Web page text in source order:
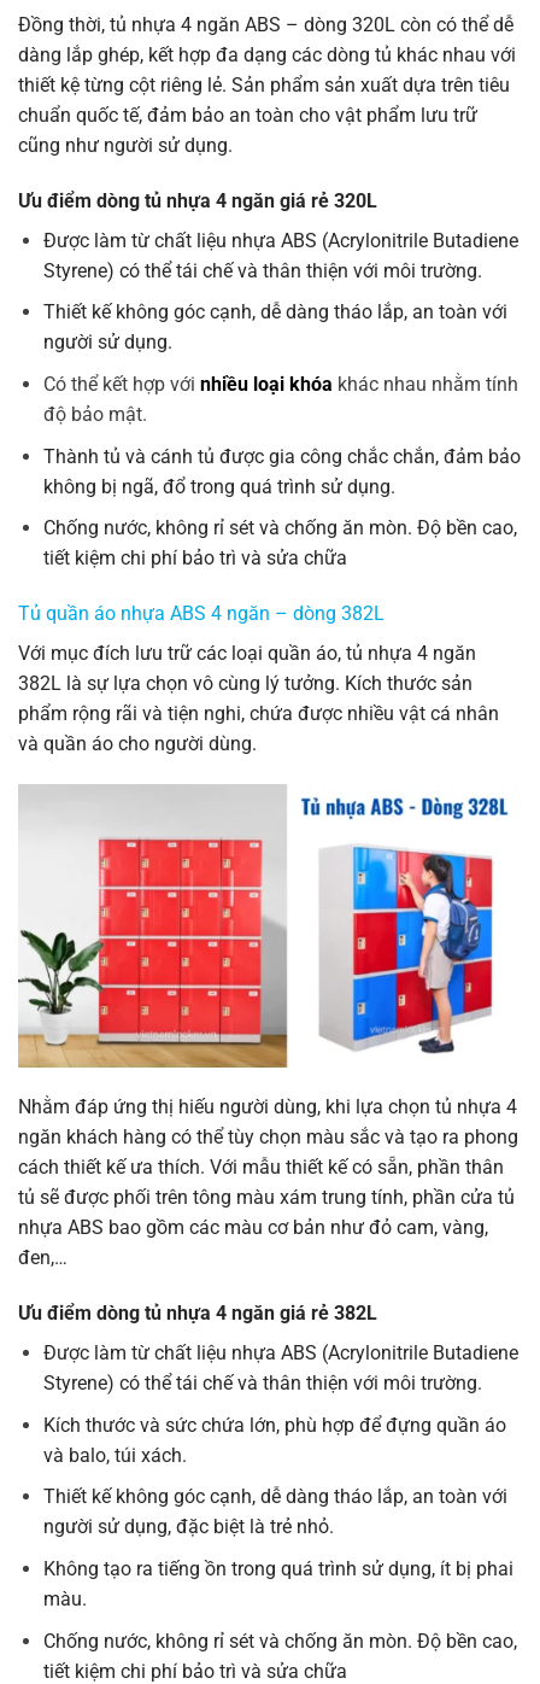
Đồng thời, tủ nhựa 4 ngăn ABS – dòng 320L còn có thể dễ
dàng lắp ghép, kết hợp đa dạng các dòng tủ khác nhau với
thiết kệ từng cột riêng lẻ. Sản phẩm sản xuất dựa trên tiêu
chuẩn quốc tế, đảm bảo an toàn cho vật phẩm lưu trữ
cũng như người sử dụng.
Ưu điểm dòng tủ nhựa 4 ngăn giá rẻ 320L
Được làm từ chất liệu nhựa ABS (Acrylonitrile Butadiene
Styrene) có thể tái chế và thân thiện với môi trường.
Thiết kế không góc cạnh, dễ dàng tháo lắp, an toàn với
người sử dụng.
Có thể kết hợp với nhiều loại khóa khác nhau nhằm tính
độ bảo mật.
Thành tủ và cánh tủ được gia công chắc chắn, đảm bảo
không bị ngã, đổ trong quá trình sử dụng.
Chống nước, không rỉ sét và chống ăn mòn. Độ bền cao,
tiết kiệm chi phí bảo trì và sửa chữa
Tủ quần áo nhựa ABS 4 ngăn – dòng 382L
Với mục đích lưu trữ các loại quần áo, tủ nhựa 4 ngăn
382L là sự lựa chọn vô cùng lý tưởng. Kích thước sản
phẩm rộng rãi và tiện nghi, chứa được nhiều vật cá nhân
và quần áo cho người dùng.
Nhằm đáp ứng thị hiếu người dùng, khi lựa chọn tủ nhựa 4
ngăn khách hàng có thể tùy chọn màu sắc và tạo ra phong
cách thiết kế ưa thích. Với mẫu thiết kế có sẵn, phần thân
tủ sẽ được phối trên tông màu xám trung tính, phần cửa tủ
nhựa ABS bao gồm các màu cơ bản như đỏ cam, vàng,
đen,…
Ưu điểm dòng tủ nhựa 4 ngăn giá rẻ 382L
Được làm từ chất liệu nhựa ABS (Acrylonitrile Butadiene
Styrene) có thể tái chế và thân thiện với môi trường.
Kích thước và sức chứa lớn, phù hợp để đựng quần áo
và balo, túi xách.
Thiết kế không góc cạnh, dễ dàng tháo lắp, an toàn với
người sử dụng, đặc biệt là trẻ nhỏ.
Không tạo ra tiếng ồn trong quá trình sử dụng, ít bị phai
màu.
Chống nước, không rỉ sét và chống ăn mòn. Độ bền cao,
tiết kiệm chi phí bảo trì và sửa chữa